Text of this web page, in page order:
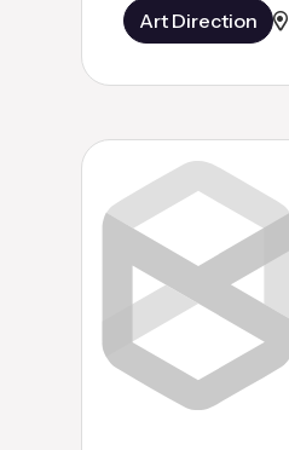
Art Direction